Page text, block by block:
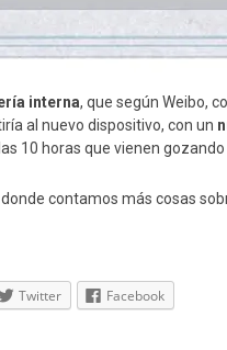
interna, que según Weibo,
al nuevo dispositivo, con un
10 horas que vienen
contamos más cosas
Twitter Facebook